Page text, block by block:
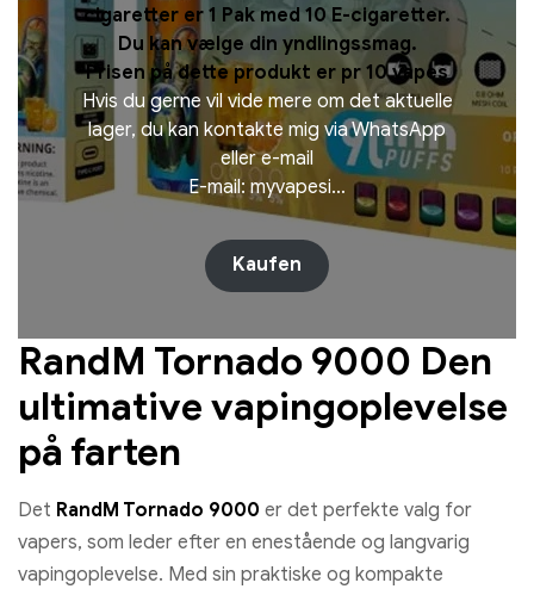
cigaretter er 1 Pak med 10 E-cigaretter.
Du kan vælge din yndlingssmag.
Prisen på dette produkt er pr 10 vapes
Hvis du gerne vil vide mere om det aktuelle
lager, du kan kontakte mig via WhatsApp
eller e-mail
E-mail: myvapesi…
Kaufen
RandM Tornado 9000 Den
ultimative vapingoplevelse
på farten
Det RandM Tornado 9000 er det perfekte valg for
vapers, som leder efter en enestående og langvarig
vapingoplevelse. Med sin praktiske og kompakte